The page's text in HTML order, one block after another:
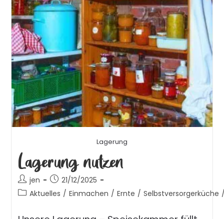
Lagerung
Lagerung nutzen
jen
21/12/2025
Aktuelles / Einmachen / Ernte / Selbstversorgerküche